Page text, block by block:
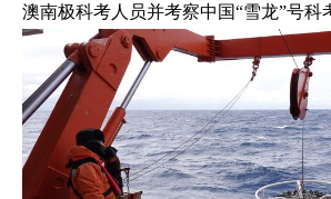
澳南极科考人员并考察中国“雪龙”号科